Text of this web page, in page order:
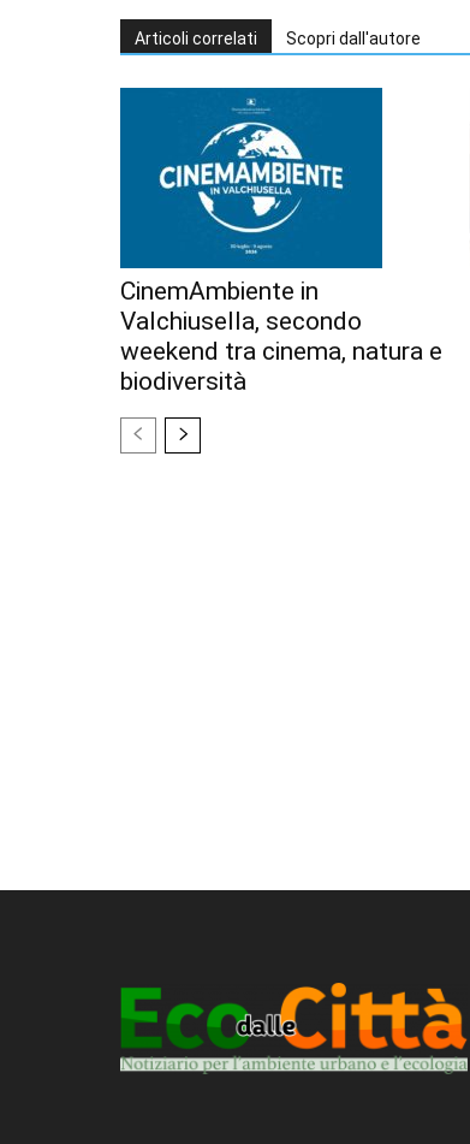
Articoli correlati Scopri dall'autore
CinemAmbiente in
Valchiusella, secondo
weekend tra cinema, natura e
biodiversità